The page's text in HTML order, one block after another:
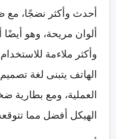
أحدث وأكثر نضجًا، مع
ألوان مريحة، وهو
وأكثر ملاءمة
الهاتف يتبنى لغة
العملية، ومع بطارية
الهيكل أفضل مما